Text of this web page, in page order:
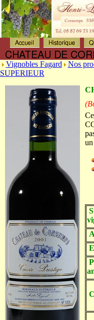
Vignobles Fagard
Nos
SUPERIEUR